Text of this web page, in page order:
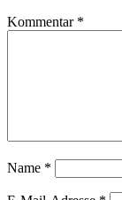
Kommentar *
Name *